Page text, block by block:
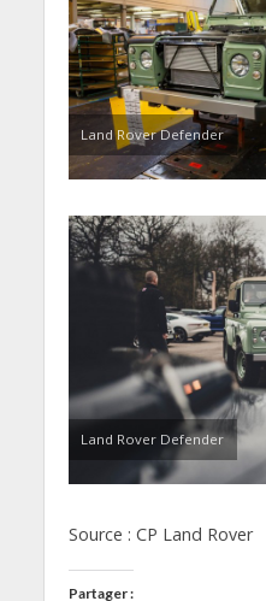
Land Rover Defender
Land Rover Defender
Source : CP Land Rover
Partager :